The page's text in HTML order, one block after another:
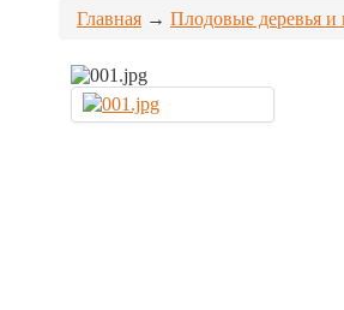
Главная → Плодовые деревья и